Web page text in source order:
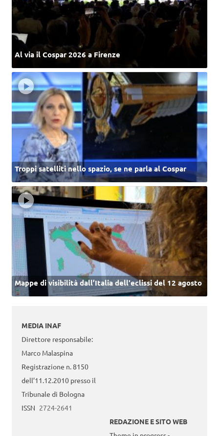
Al via il Cospar 2026 a Firenze
Troppi satelliti nello spazio, se ne parla al Cospar
Mappe di visibilità dall’Italia dell'eclissi del 12 agosto
MEDIA INAF
Direttore responsabile:
Marco Malaspina
Registrazione n. 8150
dell’11.12.2010 presso il
Tribunale di Bologna
ISSN 2724-2641
REDAZIONE E SITO WEB